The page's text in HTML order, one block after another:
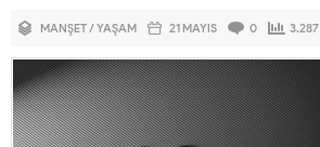
MANŞET/YAŞAM 21 MAYIS 0 3.287